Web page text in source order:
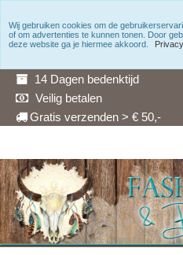
Snelle levering
14 Dagen bedenktijd
Veilig betalen
Gratis verzenden > € 50,-
Wij gebruiken cookies om de
of om advertenties te kunnen tonen. Door
deze website ga je hiermee akkoord.